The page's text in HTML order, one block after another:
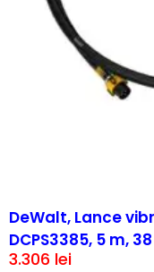
DeWalt, Lance
DCPS3385, 5 m,
3.306 lei